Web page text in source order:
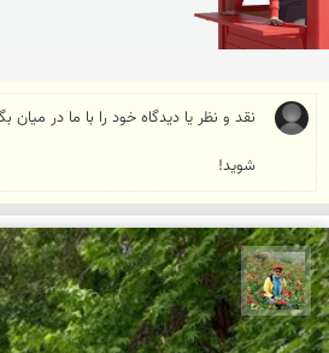
اسفندیار خدایی